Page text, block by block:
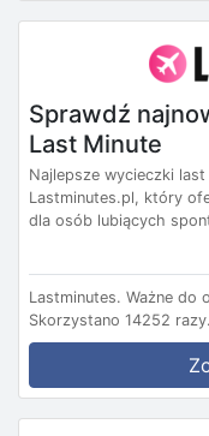
Sprawdź
Last Minute
Najlepsze wycieczki
Lastminutes.pl, który
dla osób lubiących
Lastminutes. Ważne do
Skorzystano 14252 razy.